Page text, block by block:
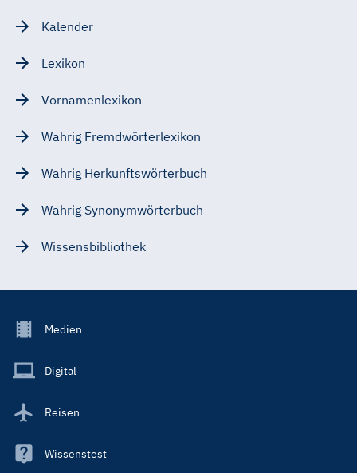
Kalender
Lexikon
Vornamenlexikon
Wahrig Fremdwörterlexikon
Wahrig Herkunftswörterbuch
Wahrig Synonymwörterbuch
Wissensbibliothek
Footer
Main
Medien
Digital
Reisen
Wissenstest